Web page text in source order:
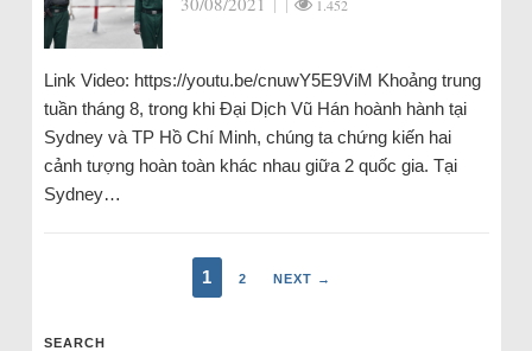
1.452
Link Video: https://youtu.be/cnuwY5E9ViM Khoảng trung
tuần tháng 8, trong khi Đại Dịch Vũ Hán hoành hành tại
Sydney và TP Hồ Chí Minh, chúng ta chứng kiến hai
cảnh tượng hoàn toàn khác nhau giữa 2 quốc gia. Tại
Sydney…
1 2 NEXT →
SEARCH